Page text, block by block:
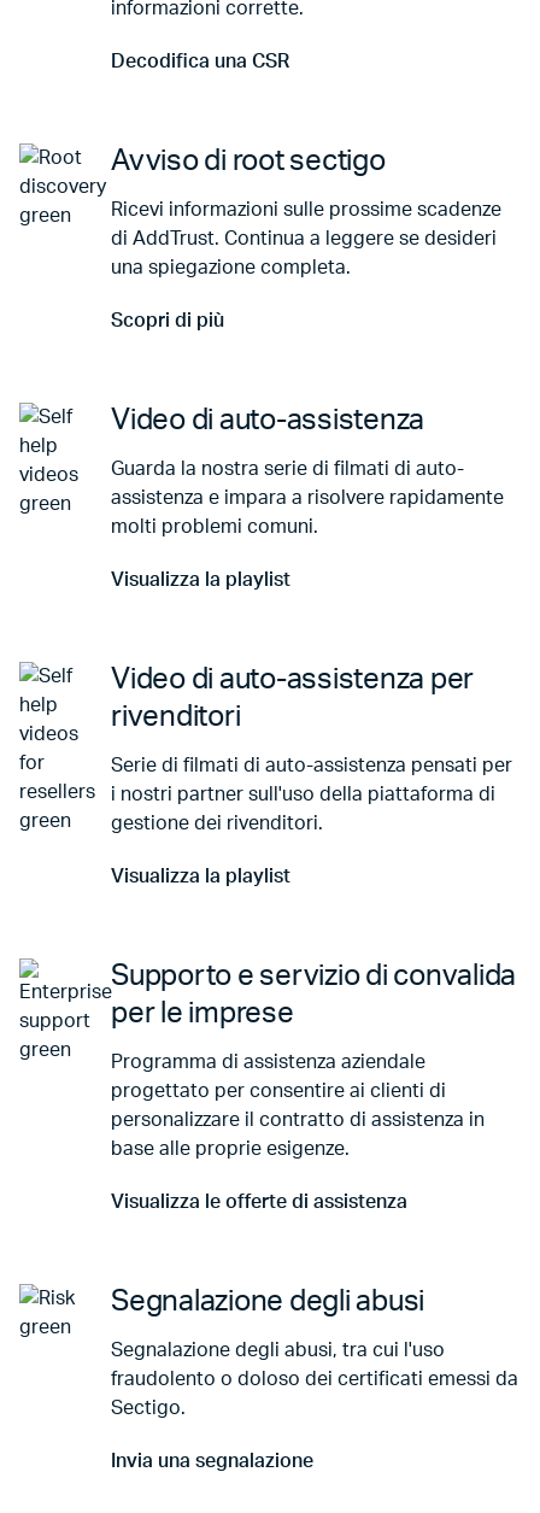
informazioni corrette.
Decodifica una CSR
Vai a Decodifica una CSR
Avviso di root sectigo
Ricevi informazioni sulle prossime scadenze
di AddTrust. Continua a leggere se desideri
una spiegazione completa.
Scopri di più
Vai a Scopri di più
Video di auto-assistenza
Guarda la nostra serie di filmati di auto-
assistenza e impara a risolvere rapidamente
molti problemi comuni.
Visualizza la playlist
Vai a Visualizza la playlist
Video di auto-assistenza per
rivenditori
Serie di filmati di auto-assistenza pensati per
i nostri partner sull'uso della piattaforma di
gestione dei rivenditori.
Visualizza la playlist
Vai a Visualizza la playlist
Supporto e servizio di convalida
per le imprese
Programma di assistenza aziendale
progettato per consentire ai clienti di
personalizzare il contratto di assistenza in
base alle proprie esigenze.
Visualizza le offerte di assistenza
Vai a Visualizza le offerte di assistenza
Segnalazione degli abusi
Segnalazione degli abusi, tra cui l'uso
fraudolento o doloso dei certificati emessi da
Sectigo.
Invia una segnalazione
Vai a Invia una segnalazione